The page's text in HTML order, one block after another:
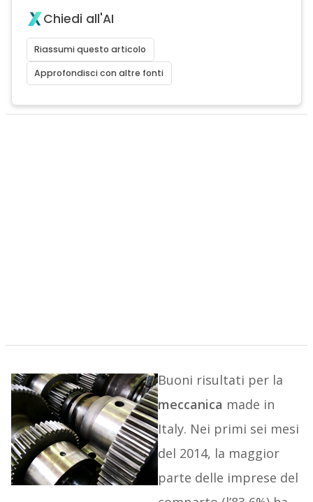
Chiedi all'AI
Riassumi questo articolo
Approfondisci con altre fonti
Buoni risultati per la
meccanica made in
Italy. Nei primi sei mesi
del 2014, la maggior
parte delle imprese del